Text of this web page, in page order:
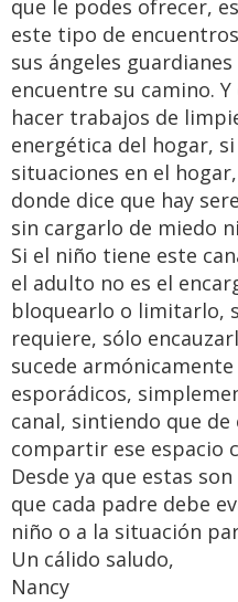
que le podes ofrecer,
este tipo de
sus ángeles
encuentre su camino.
hacer trabajos de
energética del hogar,
situaciones en el
donde dice que hay
sin cargarlo de miedo
Si el niño tiene este
el adulto no es el
bloquearlo o limitarlo,
requiere, sólo
sucede
esporádicos,
canal, sintiendo que
compartir ese espacio
Desde ya que estas
que cada padre debe
niño o a la situación
Un cálido saludo,
Nancy